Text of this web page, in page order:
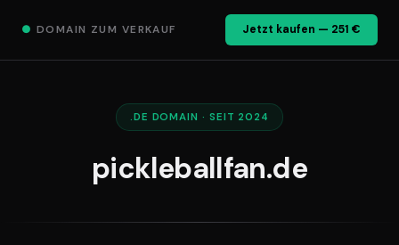
● DOMAIN ZUM VERKAUF Jetzt kaufen — 251 €
.DE DOMAIN · SEIT 2024
pickleballfan.de